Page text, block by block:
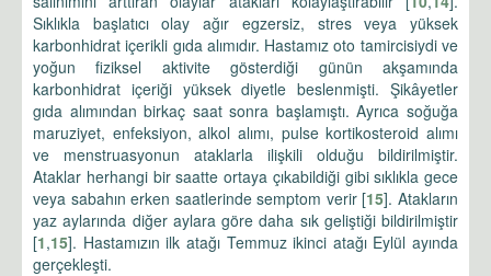
Sıklıkla başlatıcı olay ağır egzersiz, stres veya yüksek
karbonhidrat içerikli gıda alımıdır. Hastamız oto tamircisiydi ve
yoğun fiziksel aktivite gösterdiği günün akşamında
karbonhidrat içeriği yüksek diyetle beslenmişti. Şikâyetler
gıda alımından birkaç saat sonra başlamıştı. Ayrıca soğuğa
maruziyet, enfeksiyon, alkol alımı, pulse kortikosteroid alımı
ve menstruasyonun ataklarla ilişkili olduğu bildirilmiştir.
Ataklar herhangi bir saatte ortaya çıkabildiği gibi sıklıkla gece
veya sabahın erken saatlerinde semptom verir [15]. Atakların
yaz aylarında diğer aylara göre daha sık geliştiği bildirilmiştir
[1,15]. Hastamızın ilk atağı Temmuz ikinci atağı Eylül ayında
gerçekleşti.